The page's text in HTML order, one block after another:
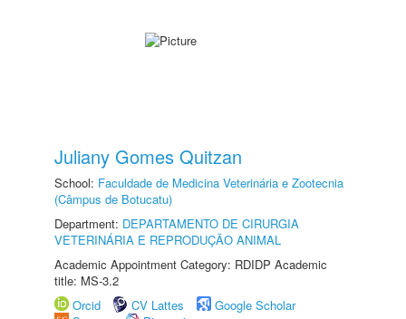
Juliany Gomes Quitzan
School: Faculdade de Medicina Veterinária e Zootecnia
(Câmpus de Botucatu)
Department: DEPARTAMENTO DE CIRURGIA
VETERINÁRIA E REPRODUÇÃO ANIMAL
Academic Appointment Category: RDIDP Academic
title: MS-3.2
Orcid
CV Lattes
Google Scholar